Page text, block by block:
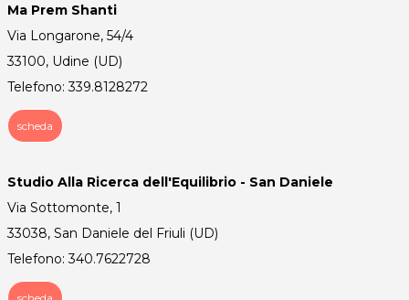
Ma Prem Shanti
Via Longarone, 54/4
33100, Udine (UD)
Telefono: 339.8128272
scheda
Studio Alla Ricerca dell'Equilibrio - San Daniele
Via Sottomonte, 1
33038, San Daniele del Friuli (UD)
Telefono: 340.7622728